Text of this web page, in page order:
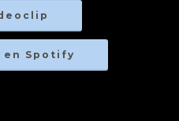
en Spotify